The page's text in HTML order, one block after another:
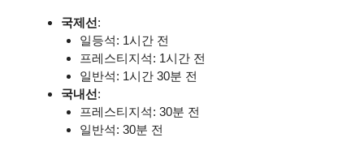
국제선:
일등석: 1시간 전
프레스티지석: 1시간 전
일반석: 1시간 30분 전
국내선:
프레스티지석: 30분 전
일반석: 30분 전